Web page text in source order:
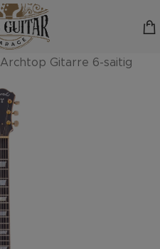
Archtop Gitarre 6-saitig